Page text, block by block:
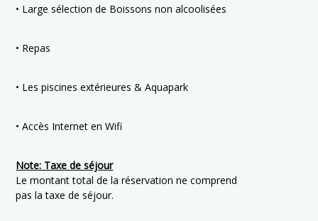
• Large sélection de Boissons non alcoolisées
• Repas
• Les piscines extérieures & Aquapark
• Accès Internet en Wifi
Note: Taxe de séjour
Le montant total de la réservation ne comprend
pas la taxe de séjour.